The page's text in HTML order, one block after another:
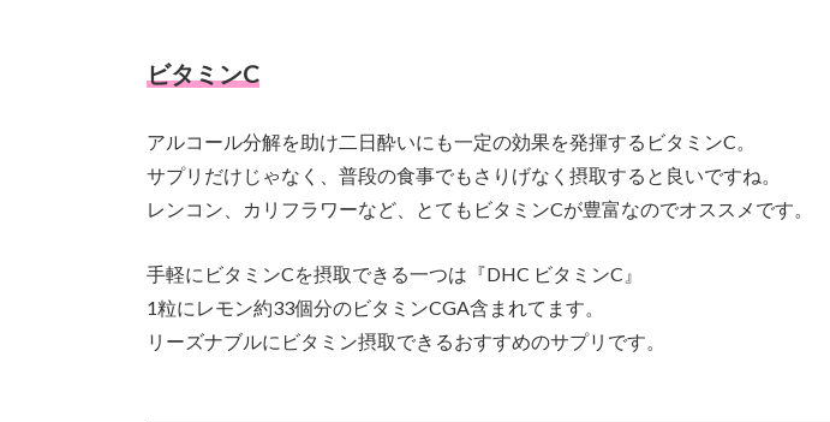
ビタミンC
アルコール分解を助け二日酔いにも一定の効果を発揮するビタミンC。
サプリだけじゃなく、普段の食事でもさりげなく摂取すると良いですね。
レンコン、カリフラワーなど、とてもビタミンCが豊富なのでオススメです。
手軽にビタミンCを摂取できる一つは『DHC ビタミンC』
1粒にレモン約33個分のビタミンCGA含まれてます。
リーズナブルにビタミン摂取できるおすすめのサプリです。